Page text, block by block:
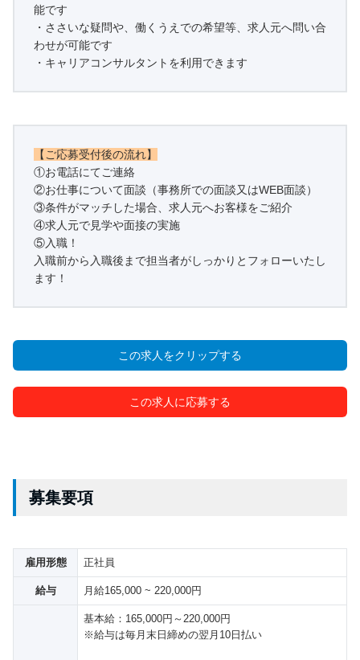
能です
・ささいな疑問や、働くうえでの希望等、求人元へ問い合
わせが可能です
・キャリアコンサルタントを利用できます
【ご応募受付後の流れ】
①お電話にてご連絡
②お仕事について面談（事務所での面談又はWEB面談）
③条件がマッチした場合、求人元へお客様をご紹介
④求人元で見学や面接の実施
⑤入職！
入職前から入職後まで担当者がしっかりとフォローいたし
ます！
この求人をクリップする
この求人に応募する
募集要項
雇用形態 正社員
給与 月給165,000 ~ 220,000円
基本給：165,000円～220,000円
※給与は毎月末日締めの翌月10日払い